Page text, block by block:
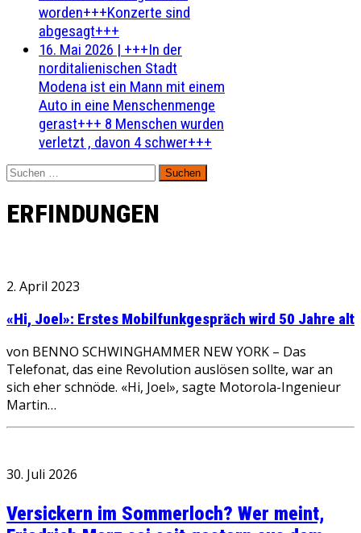
worden+++Konzerte sind
abgesagt+++
16. Mai 2026 | +++In der
norditalienischen Stadt
Modena ist ein Mann mit einem
Auto in eine Menschenmenge
gerast+++ 8 Menschen wurden
verletzt , davon 4 schwer+++
Suchen
nach:
ERFINDUNGEN
2. April 2023
«Hi, Joel»: Erstes Mobilfunkgespräch wird 50 Jahre alt
von BENNO SCHWINGHAMMER NEW YORK – Das
Telefonat, das eine Revolution auslösen sollte, war an
sich eher schnöde. «Hi, Joel», sagte Motorola-Ingenieur
Martin…
30. Juli 2026
Versickern im Sommerloch? Wer meint,